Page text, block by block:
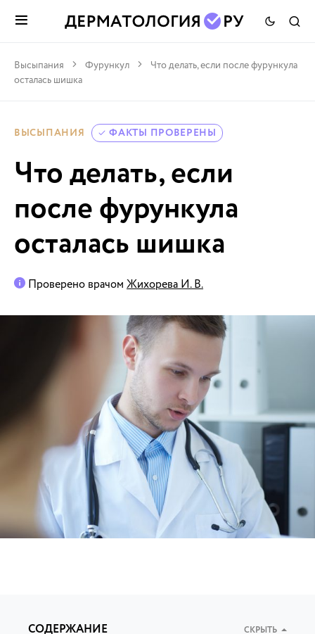
Высыпания Фурункул
Что делать, если после фурункула
осталась шишка
ВЫСЫПАНИЯ ФАКТЫ ПРОВЕРЕНЫ
Что делать, если
после фурункула
осталась шишка
Проверено врачом Жихорева И. В.
СОДЕРЖАНИЕ СКРЫТЬ